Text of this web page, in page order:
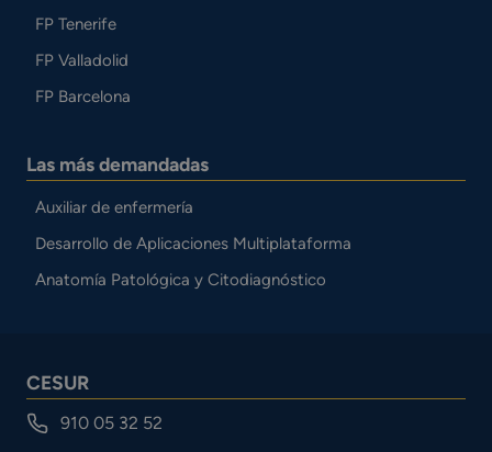
FP Tenerife
FP Valladolid
FP Barcelona
Las más demandadas
Auxiliar de enfermería
Desarrollo de Aplicaciones Multiplataforma
Anatomía Patológica y Citodiagnóstico
CESUR
910 05 32 52